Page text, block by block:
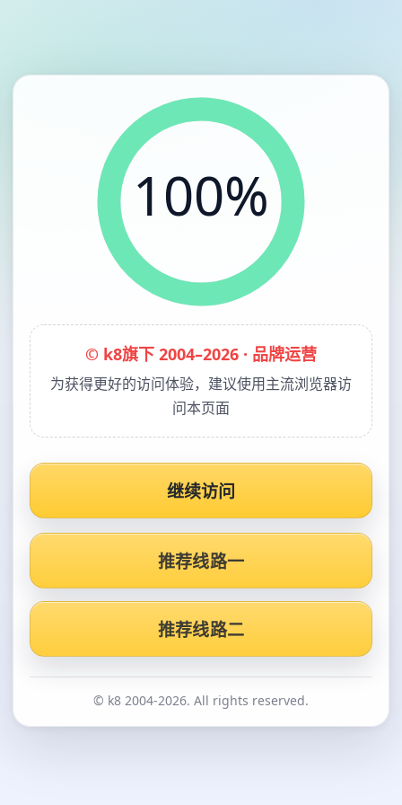
100%
© k8旗下 2004–2026 · 品牌运营
为获得更好的访问体验，建议使用主流浏览器访
问本页面
继续访问
推荐线路一
推荐线路二
© k8 2004-2026. All rights reserved.